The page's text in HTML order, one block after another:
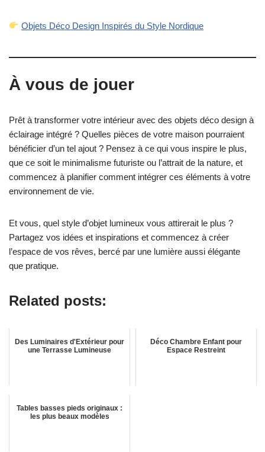
Objets Déco Design Inspirés du Style Nordique
À vous de jouer
Prêt à transformer votre intérieur avec des objets déco design à
éclairage intégré ? Quelles pièces de votre maison pourraient
bénéficier d’un tel ajout ? Pensez à ce qui vous inspire le plus,
que ce soit le minimalisme futuriste ou l’attrait de la nature, et
commencez à planifier comment intégrer ces éléments à votre
environnement de vie.
Et vous, quel style d’objet lumineux vous attirerait le plus ?
Partagez vos idées et inspirations et commencez à créer
l’espace de vos rêves, bercé par une lumière aussi élégante
que pratique.
Related posts:
Des Luminaires d'Extérieur pour
une Terrasse Lumineuse
Déco Chambre Enfant pour
Espace Restreint
Tables basses pieds originaux :
les plus beaux modèles